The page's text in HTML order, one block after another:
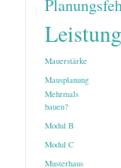
Mauerstärke
Mausplanung
Mehrmals
bauen?
Modul B
Modul C
Musterhaus